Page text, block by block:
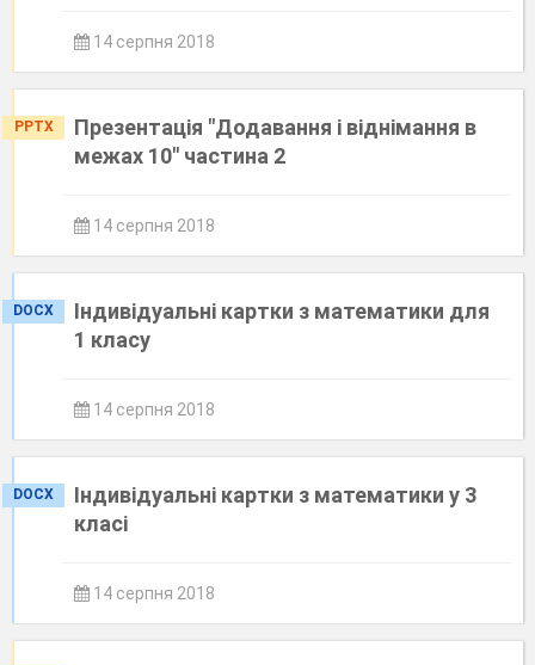
14 серпня 2018
PPTX
Презентація "Додавання і віднімання в
межах 10" частина 2
14 серпня 2018
DOCX
Індивідуальні картки з математики для
1 класу
14 серпня 2018
DOCX
Індивідуальні картки з математики у 3
класі
14 серпня 2018